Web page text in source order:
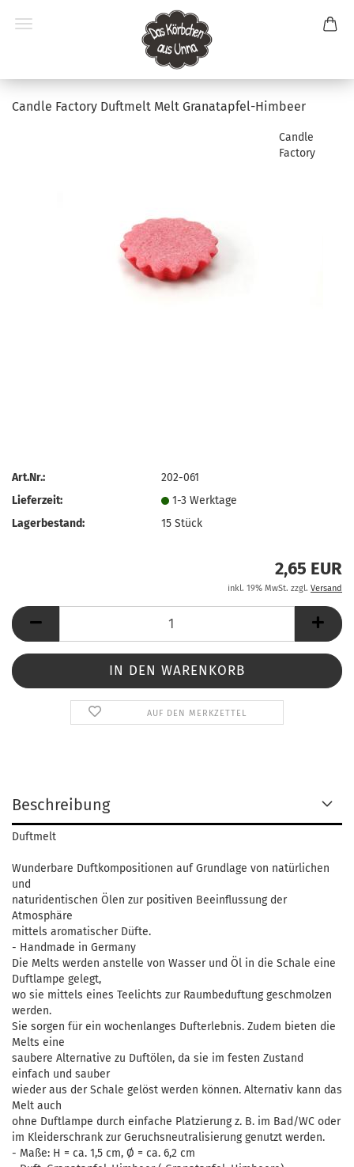
Candle Factory Duftmelt Melt Granatapfel-Himbeer
Candle
Factory
Art.Nr.:
202-061
Lieferzeit:
1-3 Werktage
Lagerbestand:
15Stück
2,65 EUR
inkl. 19% MwSt. zzgl. Versand
AUF DEN MERKZETTEL
Beschreibung
Duftmelt
Wunderbare Duftkompositionen auf Grundlage von natürlichen
und
naturidentischen Ölen zur positiven Beeinflussung der
Atmosphäre
mittels aromatischer Düfte.
- Handmade in Germany
Die Melts werden anstelle von Wasser und Öl in die Schale eine
Duftlampe gelegt,
wo sie mittels eines Teelichts zur Raumbeduftung geschmolzen
werden.
Sie sorgen für ein wochenlanges Dufterlebnis. Zudem bieten die
Melts eine
saubere Alternative zu Duftölen, da sie im festen Zustand
einfach und sauber
wieder aus der Schale gelöst werden können. Alternativ kann das
Melt auch
ohne Duftlampe durch einfache Platzierung z. B. im Bad/WC oder
im Kleiderschrank zur Geruchsneutralisierung genutzt werden.
- Maße: H = ca. 1,5 cm, Ø = ca. 6,2 cm